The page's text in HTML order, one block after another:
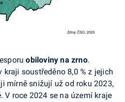
obiloviny na zrno.
soustředěno 8,0 % z jejich
mírně snižují už od roku 2023,
roce 2024 se na území kraje